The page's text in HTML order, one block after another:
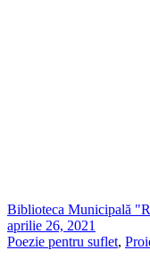
Biblioteca Municipală
aprilie 26, 2021
Poezie pentru suflet,